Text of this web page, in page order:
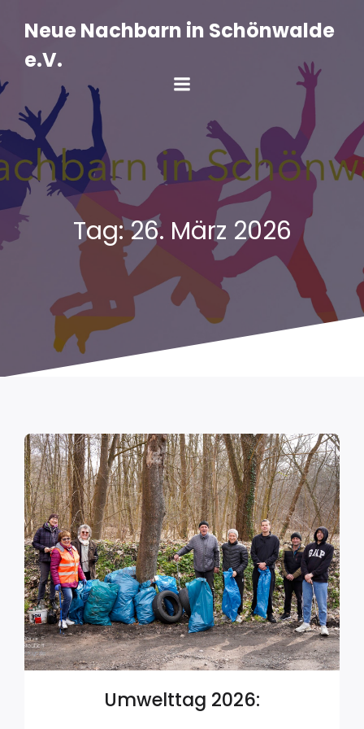
Inhalt
springenNeue Nachbarn in Schönwalde
e.V.
Tag:26. März 2026
Umwelttag 2026: